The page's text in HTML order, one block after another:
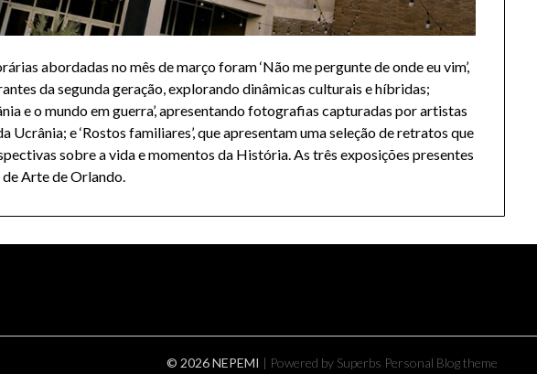
abordadas no mês de março foram ‘Não me pergunte de onde eu vim’,
da segunda geração, explorando dinâmicas culturais e híbridas;
e o mundo em guerra’, apresentando fotografias capturadas por artistas
Ucrânia; e ‘Rostos familiares’, que apresentam uma seleção de retratos que
sobre a vida e momentos da História. As três exposições presentes
Arte de Orlando.
© 2026 NEPEMI | Powered by Superbs Personal Blog theme